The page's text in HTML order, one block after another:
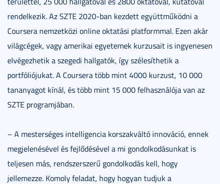
rendelkezik. Az SZTE 2020-ban kezdett együttműködni a
Coursera nemzetközi online oktatási platformmal. Ezen akár
világcégek, vagy amerikai egyetemek kurzusait is ingyenesen
elvégezhetik a szegedi hallgatók, így szélesíthetik a
portfóliójukat. A Coursera több mint 4000 kurzust, 10 000
tananyagot kínál, és több mint 15 000 felhasználója van az
SZTE programjában.
– A mesterséges intelligencia korszakváltó innováció, ennek
megjelenésével és fejlődésével a mi gondolkodásunkat is
teljesen más, rendszerszerű gondolkodás kell, hogy
jellemezze. Komoly feladat, hogy hogyan tudjuk a